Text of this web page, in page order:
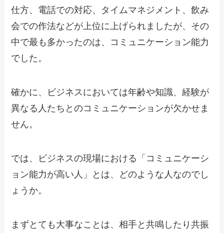
仕方、電話での対応、タイムマネジメント、飲み
会での作法などが上位に上げられましたが、その
中で最も多かったのは、コミュニケーション能力
でした。
確かに、ビジネスにおいては年齢や知識、経験が
異なる人たちとのコミュニケーションが欠かせま
せん。
では、ビジネスの現場における「コミュニケーシ
ョン能力が高い人」とは、どのような人なのでし
ょうか。
まずとても大事なことは、相手と共鳴したり共振